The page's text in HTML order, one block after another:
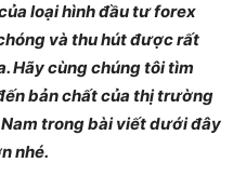
loại hình đầu tư forex
và thu hút được rất
Hãy cùng chúng tôi tìm
bản chất của thị trường
trong bài viết dưới đây
nhé.